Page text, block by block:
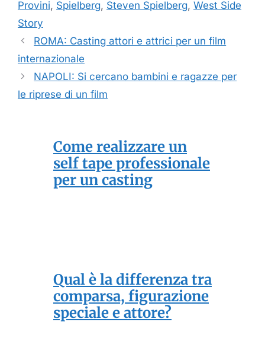
Provini, Spielberg, Steven Spielberg, West Side
Story
ROMA: Casting attori e attrici per un film
internazionale
NAPOLI: Si cercano bambini e ragazze per
le riprese di un film
Come realizzare un
self tape professionale
per un casting
Qual è la differenza tra
comparsa, figurazione
speciale e attore?